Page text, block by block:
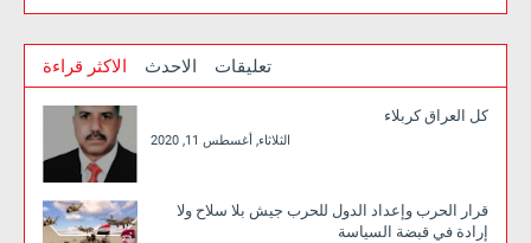
الاكثر قراءة الاحدث تعليقات
كل العراق كربلاء
الثلاثاء, أغسطس 11, 2020
قرار الحرب وإعداد الدول للحرب جيش بلا سلاح ولا
إرادة في قبضة السياسة